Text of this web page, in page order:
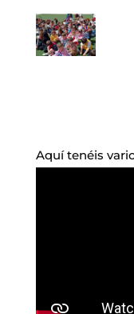
Aquí tenéis